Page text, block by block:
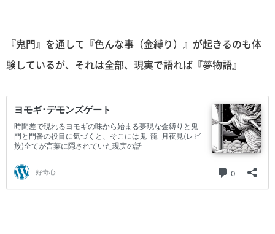
『鬼門』を通して『色んな事（金縛り）』が起きるのも体
験しているが、それは全部、現実で語れば『夢物語』